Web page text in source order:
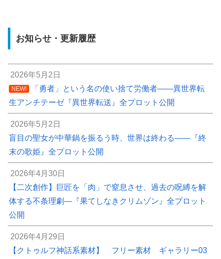
お知らせ・更新履歴
2026年5月2日
NEW!
「勇者」という名の使い捨て労働者――異世界転
生アンチテーゼ『異世界転送』全プロット公開
2026年5月2日
盲目の聖女が中華鍋を振るう時、世界は終わる――『終
末の歌姫』全プロット公開
2026年4月30日
【二次創作】巨匠を「肉」で窒息させ、過去の呪縛を解
体する不条理劇―『果てしなきクリムゾン』全プロット
公開
2026年4月29日
【クトゥルフ神話系素材】 フリー素材 ギャラリー03